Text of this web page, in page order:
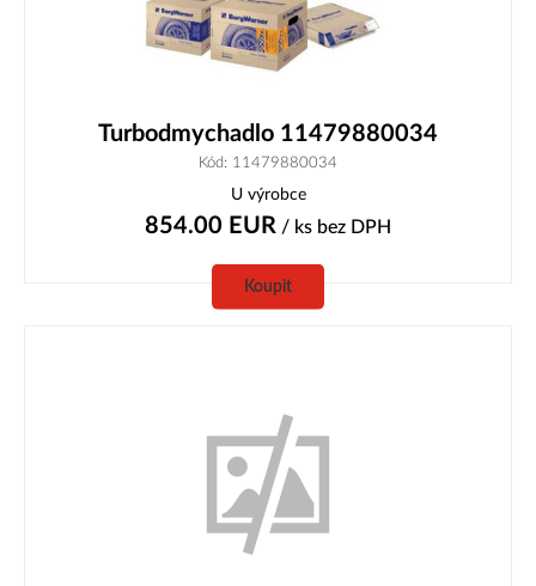
Turbodmychadlo 11479880034
Kód: 11479880034
U výrobce
854.00 EUR / ks bez DPH
Koupit